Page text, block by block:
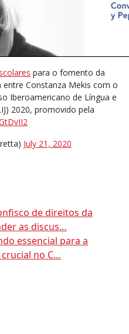
para o fomento da
entre Constanza Mekis com o
Iberoamericano de Língua e
2020, promovido pela
July 21, 2020
de direitos da
as discus…
essencial para a
no C…